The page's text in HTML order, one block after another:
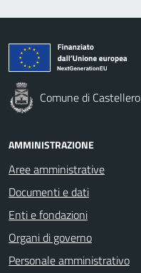
Comune di Castellero
AMMINISTRAZIONE
Aree amministrative
Documenti e dati
Enti e fondazioni
Organi di governo
Personale amministrativo